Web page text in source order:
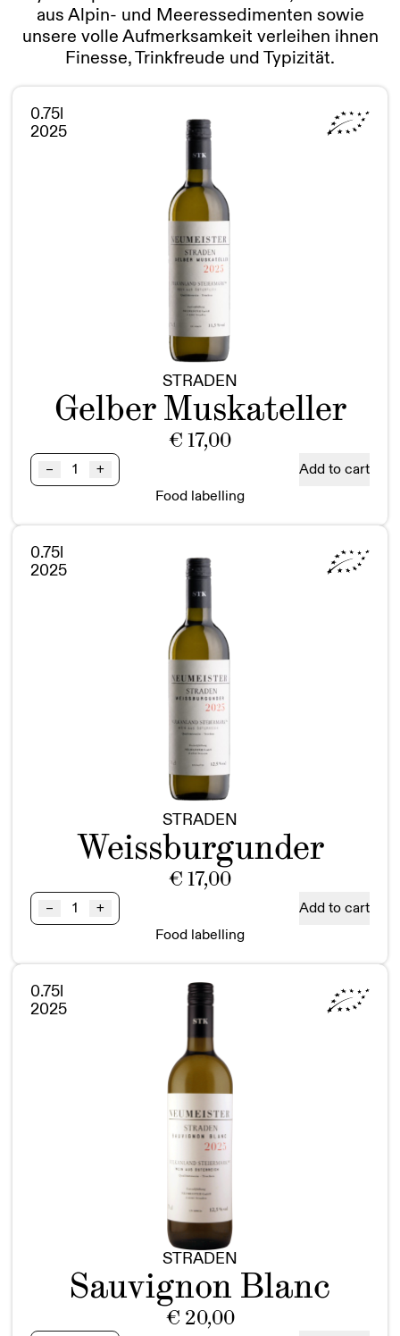
aus Alpin- und Meeressedimenten sowie
unsere volle Aufmerksamkeit verleihen ihnen
Finesse, Trinkfreude und Typizität.
0.75l
2025
STRADEN
Gelber Muskateller
€ 17,00
–
Gelber
Muskateller
BIO
Steiermark
DAC
+
Add to cart
Food labelling
0.75l
2025
STRADEN
Weissburgunder
€ 17,00
–
Weissburgunder
STRADEN
Vulkanland
DAC
quantity
+
Add to cart
Food labelling
0.75l
2025
STRADEN
Sauvignon Blanc
€ 20,00